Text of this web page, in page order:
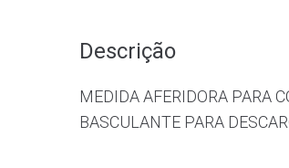
Descrição
MEDIDA AFERIDORA PARA
BASCULANTE PARA